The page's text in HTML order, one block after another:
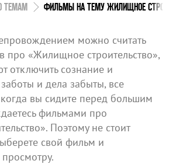
ТЕМАМ ФИЛЬМЫ НА ТЕМУ ЖИЛИЩНОЕ
можно считать
про «Жилищное строительство»,
отключить сознание и
и дела забыты, все
вы сидите перед большим
фильмами про
Поэтому не стоит
свой фильм и